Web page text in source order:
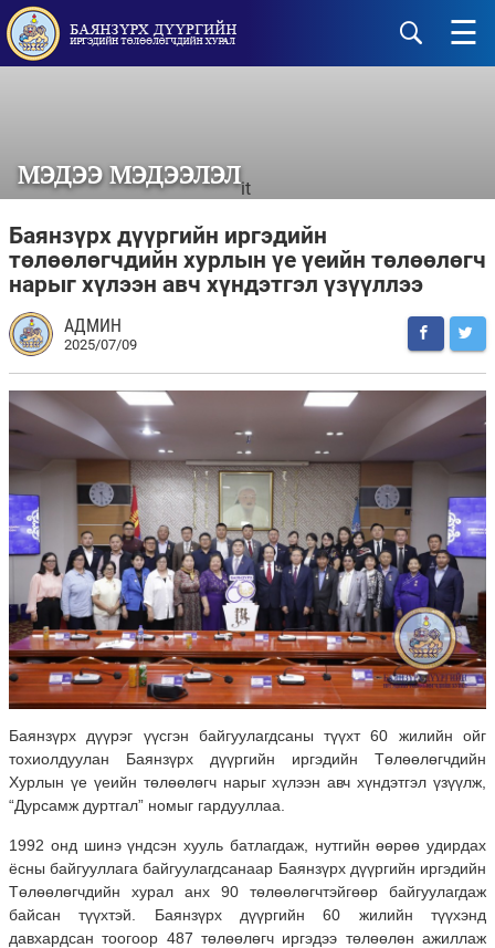
☰
МЭДЭЭ МЭДЭЭЛЭЛit
Баянзүрх дүүргийн иргэдийн
төлөөлөгчдийн хурлын үе үеийн төлөөлөгч
нарыг хүлээн авч хүндэтгэл үзүүллээ
АДМИН
2025/07/09
Баянзүрх дүүрэг үүсгэн байгуулагдсaны түүхт 60 жилийн ойг
тохиолдуулан Баянзүрх дүүргийн иргэдийн Төлөөлөгчдийн
Хурлын үе үеийн төлөөлөгч нарыг хүлээн авч хүндэтгэл үзүүлж,
“Дурсамж дуртгал” номыг гардууллаа.
1992 онд шинэ үндсэн хууль батлагдаж, нутгийн өөрөө удирдах
ёсны байгууллага байгуулагдсанаар Баянзүрх дүүргийн иргэдийн
Төлөөлөгчдийн хурал анх 90 төлөөлөгчтэйгөөр байгуулагдаж
байсан түүхтэй. Баянзүрх дүүргийн 60 жилийн түүхэнд
давхардсан тоогоор 487 төлөөлөгч иргэдээ төлөөлөн ажиллаж